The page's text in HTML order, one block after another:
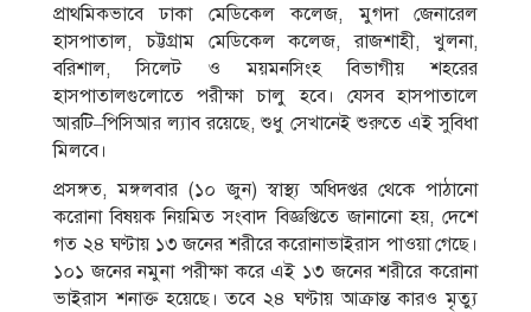
প্রাথমিকভাবে ঢাকা মেডিকেল কলেজ, মুগদা জেনারেল
হাসপাতাল, চট্টগ্রাম মেডিকেল কলেজ, রাজশাহী, খুলনা,
বরিশাল, সিলেট ও ময়মনসিংহ বিভাগীয় শহরের
হাসপাতালগুলোতে পরীক্ষা চালু হবে। যেসব হাসপাতালে
আরটি–পিসিআর ল্যাব রয়েছে, শুধু সেখানেই শুরুতে এই সুবিধা
মিলবে।
প্রসঙ্গত, মঙ্গলবার (১০ জুন) স্বাস্থ্য অধিদপ্তর থেকে পাঠানো
করোনা বিষয়ক নিয়মিত সংবাদ বিজ্ঞপ্তিতে জানানো হয়, দেশে
গত ২৪ ঘণ্টায় ১৩ জনের শরীরে করোনাভাইরাস পাওয়া গেছে।
১০১ জনের নমুনা পরীক্ষা করে এই ১৩ জনের শরীরে করোনা
ভাইরাস শনাক্ত হয়েছে। তবে ২৪ ঘণ্টায় আক্রান্ত কারও মৃত্যু